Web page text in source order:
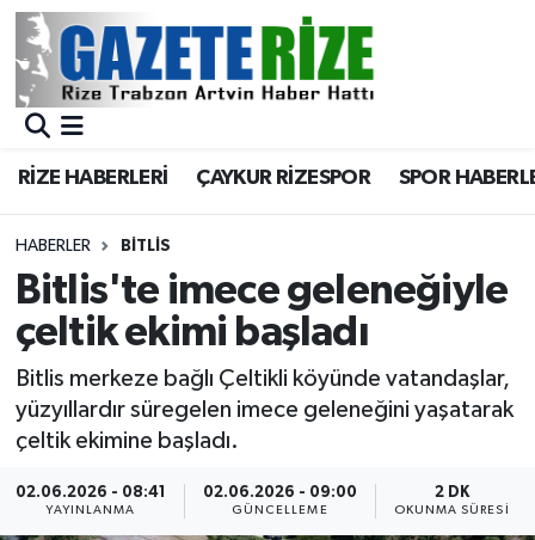
RİZE HABERLERİ ÇAYKUR RİZESPOR SPOR
HABERLER BITLIS
Bitlis'te imece geleneğiyle
çeltik ekimi başladı
Bitlis merkeze bağlı Çeltikli köyünde vatandaşlar,
yüzyıllardır süregelen imece geleneğini yaşatarak
çeltik ekimine başladı.
02.06.2026 - 08:41
YAYINLANMA
02.06.2026 - 09:00
GÜNCELLEME
2 DK
OKUNMA SÜRESI
BÖLGEMİZ
Asayiş
Rize Jandarma Komutanlığı
Bilim Teknoloji
Advertising news
Canlı Maç
Merkez Nöbetçi Eczaneler
Merkez Trafik Yoğunluk Haritası
Süper Lig Puan Durumu ve Fikstür
Tüm Manşetler
Son Dakika Haberleri